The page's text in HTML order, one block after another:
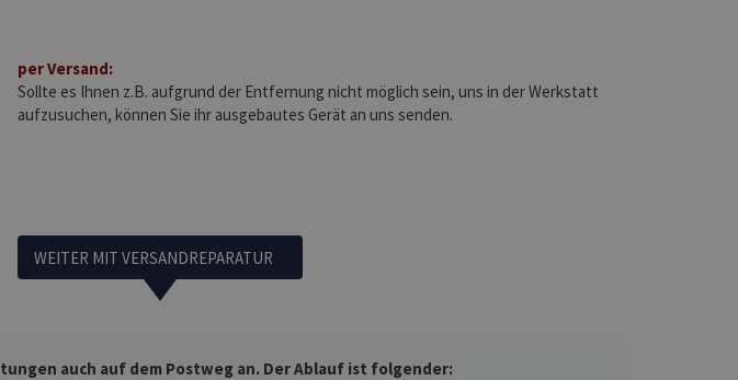
per Versand:
Sollte es Ihnen z.B. aufgrund der Entfernung nicht möglich sein, uns in der Werkstatt
aufzusuchen, können Sie ihr ausgebautes Gerät an uns senden.
WEITER MIT VERSANDREPARATUR
auch auf dem Postweg an. Der Ablauf ist folgender: